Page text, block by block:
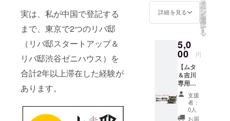
実は、私が中国で登記する
まで、東京で2つのリバ邸
（リバ邸スタートアップ＆
リバ邸渋谷ゼニハウス）を
合計2年以上滞在した経験が
あります。
中日会話ク
ラブ設立。
社大学卒
卒業後ベト
ナムに移住
し、ベトナ
ムホーチミ
ループ
へのご
招待 ●
リバ邸
のメン
バーか
らのお
礼の
メッ
セージ
●クラウ
ドファ
ンディ
ングの
詳細を見る
タ
ー
ン
を
選
択
す
る
5,0
00 円
【ムタ
＆吉川
専用リ
ター
ン】 ●
深セン
目的別
支援
者：
0人
お届